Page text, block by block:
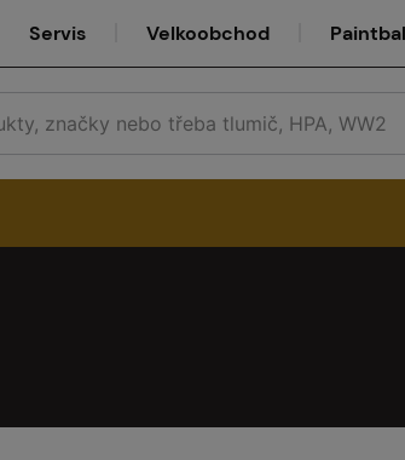
Servis Velkoobchod
Velkoobchod